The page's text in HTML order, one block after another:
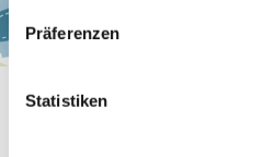
personenbezogene Daten
Impressum.
Präferenzen
Statistiken